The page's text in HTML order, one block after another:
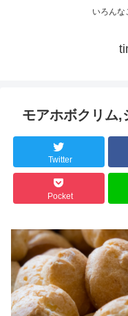
いろんな
モアホボクリム,
Twitter
Pocket